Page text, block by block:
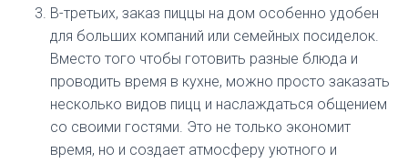
В-третьих, заказ пиццы на дом особенно удобен
для больших компаний или семейных посиделок.
Вместо того чтобы готовить разные блюда и
проводить время в кухне, можно просто заказать
несколько видов пицц и наслаждаться общением
со своими гостями. Это не только экономит
время, но и создает атмосферу уютного и